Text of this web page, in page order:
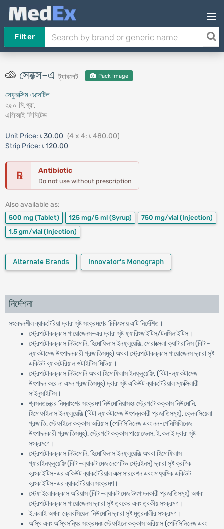
Filter
সেরক্স-এট্যাবলেট Pack Image
সেফুরক্সিম এক্সেটিল
২৫০ মি.গ্রা.
এসিআই লিমিটেড
Unit Price: ৳ 30.00 (4 x 4: ৳ 480.00)
Strip Price: ৳ 120.00
℞ Antibiotic
Do not use without prescription
Also available as:
500 mg (Tablet) 125 mg/5 ml (Syrup) 750 mg/vial (Injection)
1.5 gm/vial (Injection)
Alternate Brands Innovator's Monograph
নির্দেশনা
সংবেদনশীল ব্যাকটেরিয়া দ্বারা সৃষ্ট সংক্রমণের চিকিৎসায় এটি নির্দেশিত।
স্ট্রেপটোকক্কাস পায়োজেনস-এর দ্বারা সৃষ্ট ফ্যারিংজাইটিস/টনসিলাইটিস।
স্ট্রেপটোকক্কাস নিউমোনি, হিমোফিলাস ইনফ্লুয়েঞ্জি, মোরাক্সেলা ক্যাটারালিস (বিটা-
ল্যাকটামেজ উৎপাদনকারী প্রজাতিসমূহ) অথবা স্ট্রেপটোকক্কাস পায়োজেনস দ্বারা সৃষ্ট
একিউট ব্যাকটেরিয়াল ওটাইটিস মিডিয়া।
স্ট্রেপটোকক্কাস নিউমোনি অথবা হিমোফিলাস ইনফ্লুয়েঞ্জি, (বিটা-ল্যাকটামেজ
উৎপাদন করে না এমন প্রজাতিসমূহ) দ্বারা সৃষ্ট একিউট ব্যাকটেরিয়াল ম্যাক্সিলারী
সাইনুসাইটিস।
শ্বসনতন্ত্রের নিম্নাংশের সংক্রমণ নিউমোনিয়াসহঃ স্ট্রেপটোকক্কাস নিউমোনি,
হিমোফাইলাস ইনফ্লুয়েঞ্জি (বিটা ল্যাকটামেজ উৎপন্নকারী প্রজাতিসমূহ), ক্লেবসিয়েলা
প্রজাতি, স্টেফাইলোকক্কাস অরিয়াস (পেনিসিলিনেজ এবং নন-পেনিসিলিনেজ
উৎপাদনকারী প্রজাতিসমূহ), স্ট্রেপটোকক্কাস পায়োজেনস, ই.কলাই দ্বারা সৃষ্ট
সংক্রমণে।
স্ট্রেপটোকক্কাস নিউমোনি, হিমোফিলাস ইনফ্লুয়েঞ্জি অথবা হিমোফিলাস
প্যারাইনফ্লুয়েঞ্জি (বিটা-ল্যাকটামেজ নেগেটিভ স্ট্রেইনস) দ্বারা সৃষ্ট ক্রণিক
ব্রংকাইটিস-এর একিউট ব্যাকটেরিয়াল এক্সাসারবেশন এবং মাধ্যমিক একিউট
ব্রংকাইটিস-এর ব্যাকটেরিয়াল সংক্রমণ।
স্টেফাইলোকক্কাস অরিয়াস (বিটা-ল্যাকটামেজ উৎপাদনকারী প্রজাতিসমূহ) অথবা
স্ট্রেপটোকক্কাস পায়োজেনস দ্বারা সৃষ্ট ত্বকের এবং ত্বকীয় সংক্রমণ।
ই.কলাই অথবা ক্লেবসিয়েলা নিউমোনি দ্বারা সৃষ্ট মূত্রনালীর সংক্রমণ।
অস্থি এবং অস্থিসন্ধির সংক্রমনঃ স্টেফাইলোকক্কাস অরিয়াস (পেনিসিলিনেজ এবং